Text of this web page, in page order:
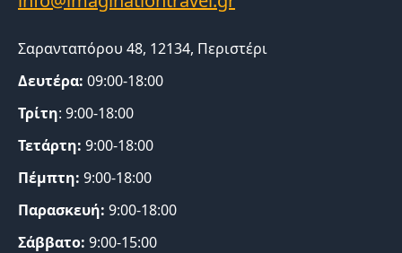
Σαρανταπόρου 48, 12134, Περιστέρι
Δευτέρα: 09:00-18:00
Τρίτη: 9:00-18:00
Τετάρτη: 9:00-18:00
Πέμπτη: 9:00-18:00
Παρασκευή: 9:00-18:00
Σάββατο: 9:00-15:00